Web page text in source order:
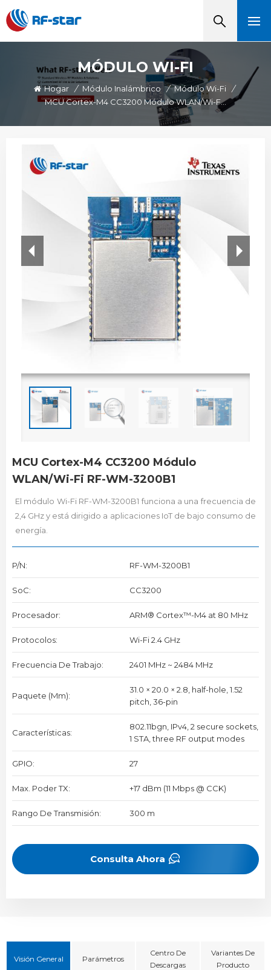
MÓDULO WI-FI
Hogar / Módulo Inalámbrico / Módulo Wi-Fi
/
MCU Cortex-M4 CC3200 Módulo WLAN/Wi-Fi RF-WM-3200B1
MCU Cortex-M4 CC3200 Módulo
WLAN/Wi-Fi RF-WM-3200B1
El módulo Wi-Fi RF-WM-3200B1 funciona a una frecuencia de
2,4 GHz y está dirigido a aplicaciones IoT de bajo consumo de
energía.
P/N: RF-WM-3200B1
SoC: CC3200
Procesador: ARM® Cortex™-M4 at 80 MHz
Protocolos: Wi-Fi 2.4 GHz
Frecuencia De Trabajo: 2401 MHz ~ 2484 MHz
Paquete (mm):
31.0 × 20.0 × 2.8, half-hole, 1.52
pitch, 36-pin
Características:
802.11bgn, IPv4, 2 secure sockets,
1 STA, three RF output modes
GPIO: 27
Max. Poder TX: +17 dBm (11 Mbps @ CCK)
Rango De Transmisión: 300 m
Consulta Ahora
Visión General Parámetros
Centro De
Descargas
Variantes De
Producto